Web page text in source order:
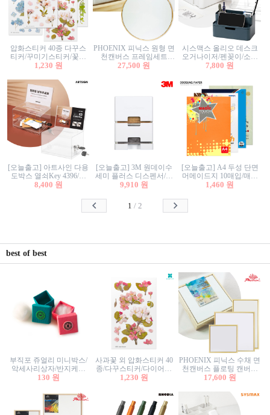
압화스티커 40종 다꾸스
티커/꾸미기스티커/꽃스
티커/압화꽃책갈피/팬시
1,230 원
PHOENIX 피닉스 원형 면
천캔버스 프레임세트
30cm/원형캔버스/플로팅
27,500 원
시스맥스 올리오 데스크
오거나이저/펜꽂이/소품
꽂이/소품함/정리함/수납
7,800 원
[오늘출고] 아트사인 다용
도박스 열쇠Key 4396/투
표함/건의함/모금함/응모
8,400 원
[오늘출고] 3M 원데이수
세미 플러스 디스펜서/소
프트수세미5매+강력수세
9,910 원
[오늘출고] A4 두성 단면
머메이드지 10매입/매직
터치/색지/색상지/색복사
칼라색지/고급복사지
1,460 원
1 / 2
best of best
부직포 쥬얼리 미니박스/
악세사리상자/반지케이
스/반지상자/귀걸이상자/
130 원
사과꽃 외 압화스티커 40
종/다꾸스티커/다이어리
꾸미기/꽃스티커/자연물
1,230 원
PHOENIX 피닉스 수채 면
천캔버스 플로팅 캔버스
프레임세트 30x30cm/액자
17,600 원